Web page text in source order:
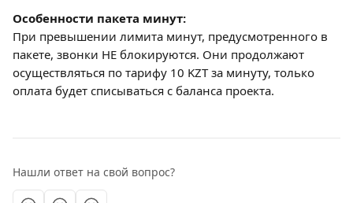
Особенности пакета минут:
При превышении лимита минут, предусмотренного в
пакете, звонки НЕ блокируются. Они продолжают
осуществляться по тарифу 10 KZT за минуту, только
оплата будет списываться с баланса проекта.
Нашли ответ на свой вопрос?